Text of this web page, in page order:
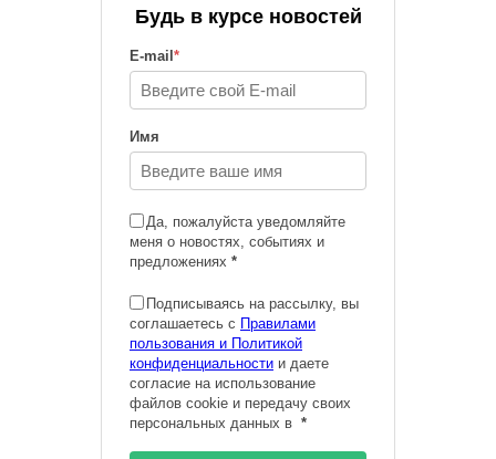
Будь в курсе новостей
E-mail *
Имя
Да, пожалуйста уведомляйте
меня о новостях, событиях и
предложениях *
Подписываясь на рассылку, вы
соглашаетесь с Правилами
пользования и Политикой
конфиденциальности и даете
согласие на использование
файлов cookie и передачу своих
персональных данных в *